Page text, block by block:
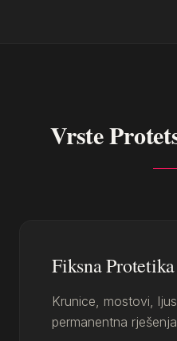
Vrste
Fiksna Protetika
Krunice, mostovi,
permanentna